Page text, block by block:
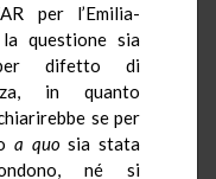
per l’Emilia-
questione sia
per difetto di
in quanto
se per
a quosia stata
né si